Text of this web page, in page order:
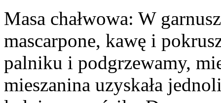
Masa chałwowa: W
mascarpone, kawę i
palniku i podgrzewamy,
mieszanina uzyskała